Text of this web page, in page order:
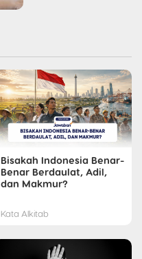
Bisakah Indonesia Benar-
Benar Berdaulat, Adil,
dan Makmur?
Kata Alkitab